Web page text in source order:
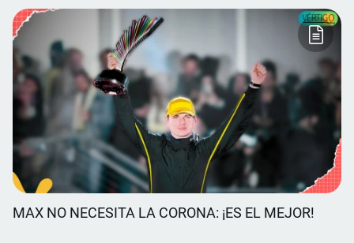
MAX NO NECESITA LA CORONA: ¡ES EL MEJOR!